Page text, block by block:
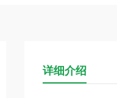
详细介绍